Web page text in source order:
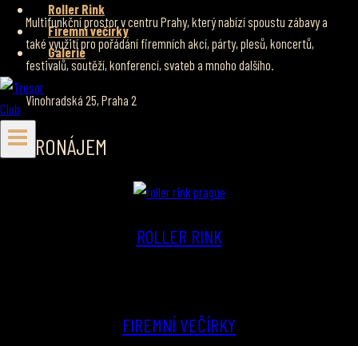
Roller Rink
Firemní večírky
Galerie
Multifunkční prostor v centru Prahy, který nabízí spoustu zábavy a
také využití pro pořádání firemních akcí, párty, plesů, koncertů,
festivalů, soutěží, konferencí, svateb a mnoho dalšího.
Vinohradská 25, Praha 2
PRONÁJEM
ROLLER RINK
FIREMNÍ VEČÍRKY